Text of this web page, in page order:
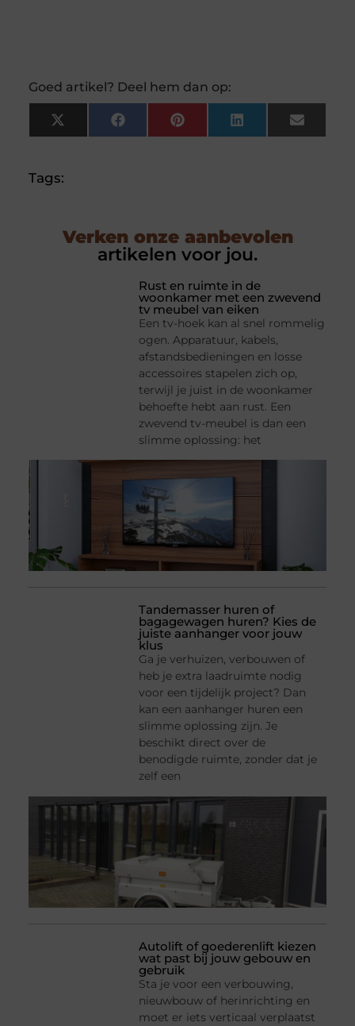
Goed artikel? Deel hem dan op:
X
(Twitter)
FacebookPinterestLinkedInEmail
Tags:
Verken onze aanbevolen
artikelen voor jou.
Rust en ruimte in de
woonkamer met een zwevend
tv meubel van eiken
Een tv-hoek kan al snel rommelig
ogen. Apparatuur, kabels,
afstandsbedieningen en losse
accessoires stapelen zich op,
terwijl je juist in de woonkamer
behoefte hebt aan rust. Een
zwevend tv-meubel is dan een
slimme oplossing: het
Tandemasser huren of
bagagewagen huren? Kies de
juiste aanhanger voor jouw
klus
Ga je verhuizen, verbouwen of
heb je extra laadruimte nodig
voor een tijdelijk project? Dan
kan een aanhanger huren een
slimme oplossing zijn. Je
beschikt direct over de
benodigde ruimte, zonder dat je
zelf een
Autolift of goederenlift kiezen
wat past bij jouw gebouw en
gebruik
Sta je voor een verbouwing,
nieuwbouw of herinrichting en
moet er iets verticaal verplaatst